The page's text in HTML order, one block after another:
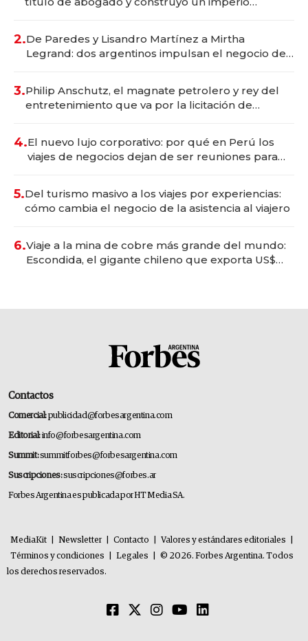
2.De Paredes y Lisandro Martínez a Mirtha
Legrand: dos argentinos impulsan el negocio del
3.Philip Anschutz, el magnate petrolero y rey del
entretenimiento que va por la licitación de
4.El nuevo lujo corporativo: por qué en Perú los
viajes de negocios dejan de ser reuniones para
5.Del turismo masivo a los viajes por experiencias:
cómo cambia el negocio de la asistencia al viajero
6.Viaje a la mina de cobre más grande del mundo:
Escondida, el gigante chileno que exporta US$
Contactos
Comercial:publicidad@forbesargentina.com
Editorial:info@forbesargentina.com
Summit:summitforbes@forbesargentina.com
Suscripciones:suscripciones@forbes.ar
Forbes Argentina es publicada por HT Media SA.
MediaKit Newsletter Contacto Valores y estándares editoriales
Términos y condiciones
Legales
© 2026. Forbes Argentina. Todos
los derechos reservados.